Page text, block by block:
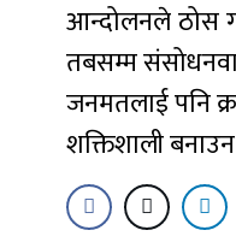
आन्दोलनले ठोस
तबसम्म
जनमतलाई पनि
शक्तिशाली